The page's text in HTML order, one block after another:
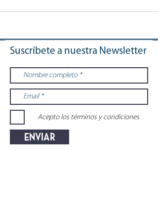
Suscríbete a nuestra Newsletter
Acepto los términos y condiciones
Enviar